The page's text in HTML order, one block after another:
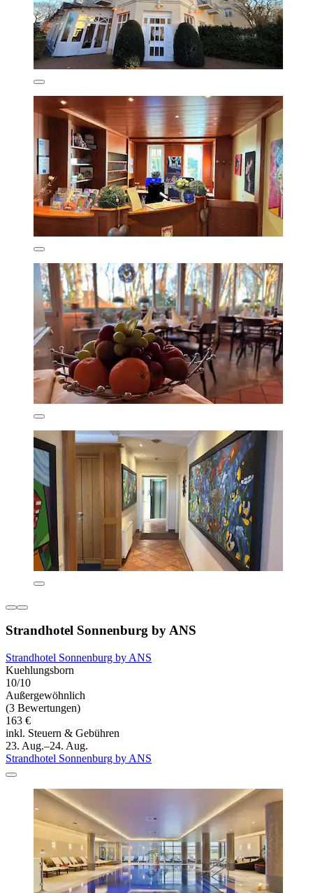
Strandhotel Sonnenburg by ANS
Strandhotel Sonnenburg by ANS
Kuehlungsborn
10/10
Außergewöhnlich
(3 Bewertungen)
163 €
inkl. Steuern & Gebühren
23. Aug.–24. Aug.
Strandhotel Sonnenburg by ANS